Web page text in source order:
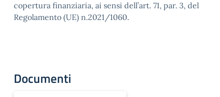
copertura finanziaria, ai sensi dell’art. 71, par. 3, del
Regolamento (UE) n.2021/1060.
Documenti